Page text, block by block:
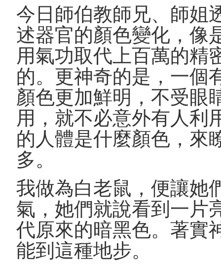
今日師伯教師兄、師姐
述器官的顏色變化，像
用氣功取代上百萬的精
的。更神奇的是，一個
顏色更加鮮明，不受眼
用，就不必意外有人利
的人體是什麼顏色，來
多。
我做為白老鼠，便讓她
氣，她們就說看到一片
代原來的暗黑色。著實
能到這種地步。